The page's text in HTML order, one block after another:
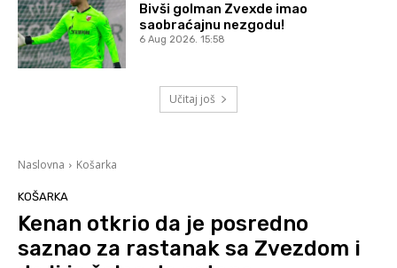
Bivši golman Zvexde imao
saobraćajnu nezgodu!
6 Aug 2026. 15:58
Učitaj još